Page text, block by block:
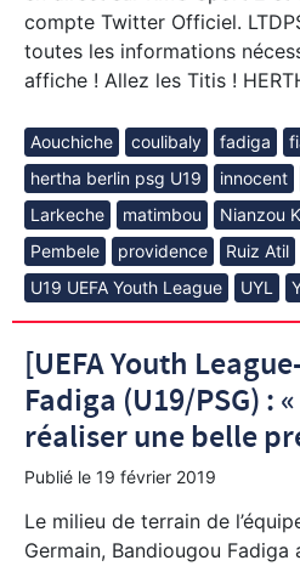
compte Twitter Officiel.
toutes les informations
affiche ! Allez les Titis !
Aouchiche coulibaly fadiga
hertha berlin psg U19
innocent
Larkeche
matimbou Nianzou
Pembele
providence Ruiz Atil
U19 UEFA Youth League
UYL
[UEFA Youth
Fadiga (U19/PSG) :
réaliser une belle
Publié le 19 février 2019
Le milieu de terrain de
Germain, Bandiougou